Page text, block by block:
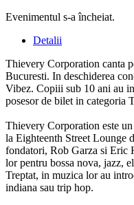
Evenimentul s-a încheiat.
Detalii
Thievery Corporation canta
Bucuresti. In deschiderea
Vibez. Copiii sub 10 ani au
posesor de bilet in categoria
Thievery Corporation este
la Eighteenth Street Lounge
fondatori, Rob Garza si Eric
lor pentru bossa nova, jazz,
Treptat, in muzica lor au
indiana sau trip hop.